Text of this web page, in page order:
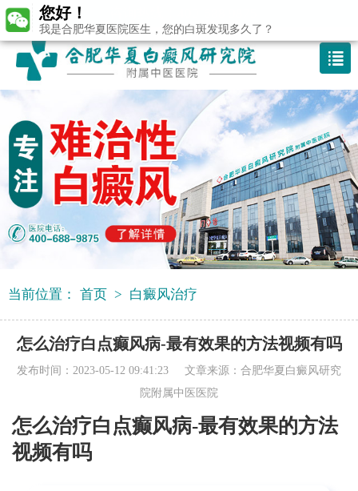
当前位置： 首页 > 白癜风治疗
怎么治疗白点癫风病-最有效果的方法视频有吗
发布时间：2023-05-12 09:41:23 文章来源： 合肥华夏白癜风研究
院附属中医医院
怎么治疗白点癫风病-最有效果的方法
视频有吗
您好！
我是合肥华夏医院医生，您的白斑发现多久了？